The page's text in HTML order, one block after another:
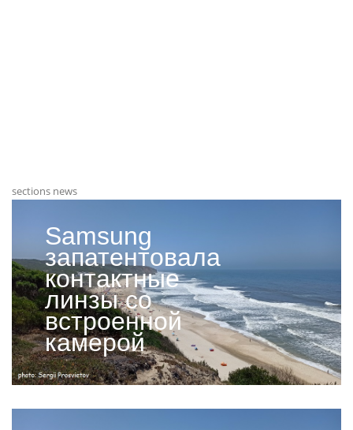
sections news
Samsung
запатентовала
контактные
линзы со
встроенной
камерой